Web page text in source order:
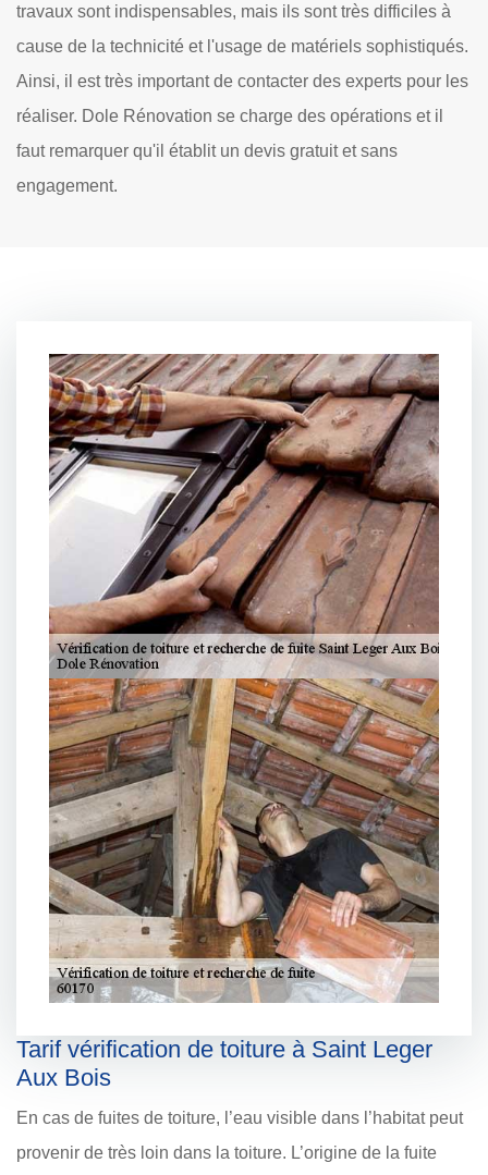
travaux sont indispensables, mais ils sont très difficiles à
cause de la technicité et l'usage de matériels sophistiqués.
Ainsi, il est très important de contacter des experts pour les
réaliser. Dole Rénovation se charge des opérations et il
faut remarquer qu'il établit un devis gratuit et sans
engagement.
Tarif vérification de toiture à Saint Leger
Aux Bois
En cas de fuites de toiture, l’eau visible dans l’habitat peut
provenir de très loin dans la toiture. L’origine de la fuite